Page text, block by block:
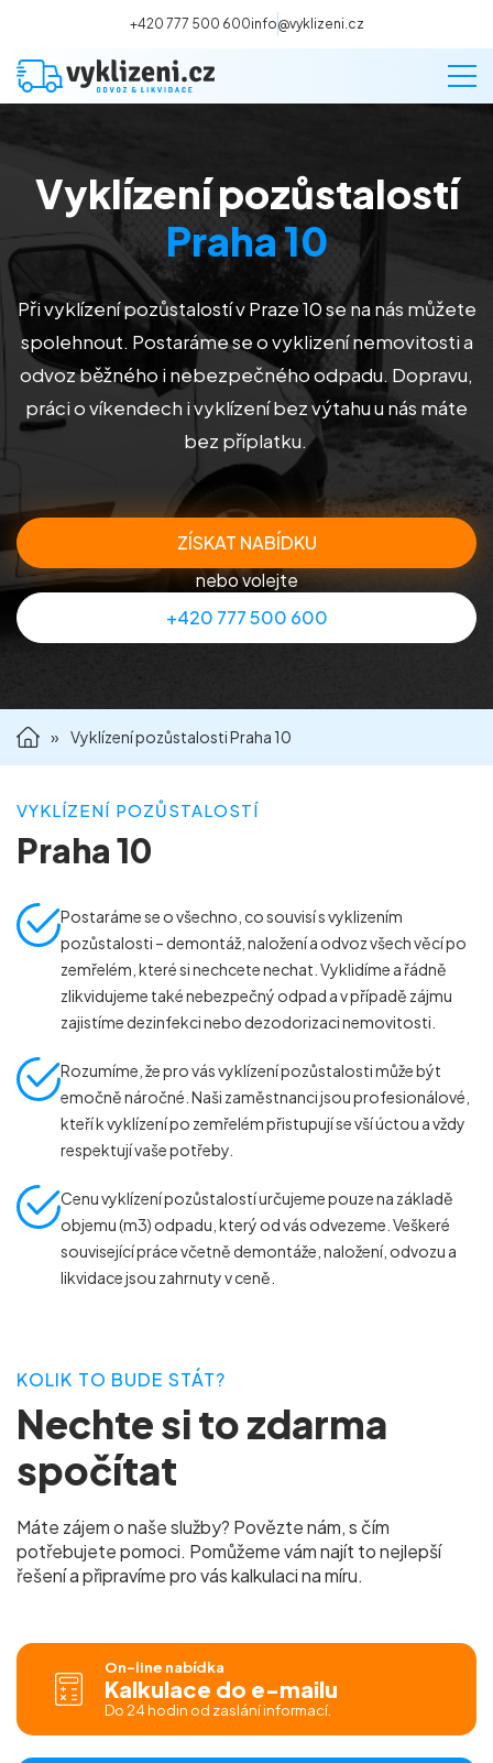
+420 777 500 600info@vyklizeni.cz
Vyklízení
Stěhování
Malování
Deratizace a dezinsekce
Příprava nemovitostí na prodej
Reference
Vyklízení pozůstalostí
Praha 10
Při vyklízení pozůstalostív Praze 10se na nás můžete
spolehnout. Postaráme se o vyklizení nemovitosti a
odvoz běžného i nebezpečného odpadu. Dopravu,
práci o víkendech i vyklízení bez výtahu u nás máte
bez příplatku.
ZÍSKAT NABÍDKU
nebo volejte
+420 777 500 600
» Vyklízení pozůstalosti Praha 10
VYKLÍZENÍ POZŮSTALOSTÍ
Praha 10
Postaráme se o všechno, co souvisí s vyklizením
pozůstalosti – demontáž, naložení a odvoz všech věcí po
zemřelém, které si nechcete nechat. Vyklidíme a řádně
zlikvidujeme také nebezpečný odpad a v případě zájmu
zajistíme dezinfekci nebo dezodorizaci nemovitosti.
Rozumíme, že pro vás vyklízení pozůstalosti může být
emočně náročné. Naši zaměstnanci jsou profesionálové,
kteří k vyklízení po zemřelém přistupují se vší úctou a vždy
respektují vaše potřeby.
Cenu vyklízení pozůstalostí určujeme pouze na základě
objemu (m3) odpadu, který od vás odvezeme. Veškeré
související práce včetně demontáže, naložení, odvozu a
likvidace jsou zahrnuty v ceně.
KOLIK TO BUDE STÁT?
Nechte si to zdarma
spočítat
Máte zájem o naše služby? Povězte nám, s čím
potřebujete pomoci. Pomůžeme vám najít to nejlepší
řešení a připravíme pro vás kalkulaci na míru.
On-line nabídka
Kalkulace do e-mailu
Do 24 hodin od zaslání informací.